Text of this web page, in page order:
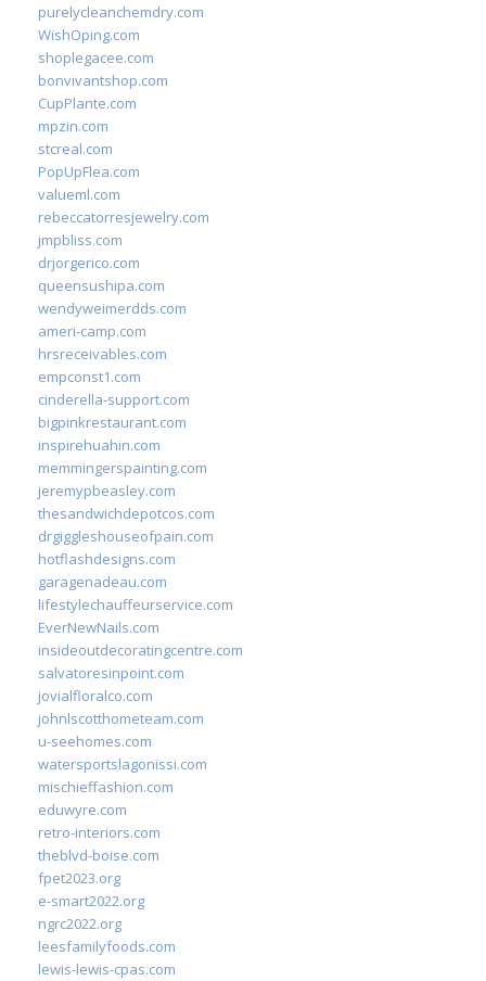
purelycleanchemdry.com
WishOping.com
shoplegacee.com
bonvivantshop.com
CupPlante.com
mpzin.com
stcreal.com
PopUpFlea.com
valueml.com
rebeccatorresjewelry.com
jmpbliss.com
drjorgerico.com
queensushipa.com
wendyweimerdds.com
ameri-camp.com
hrsreceivables.com
empconst1.com
cinderella-support.com
bigpinkrestaurant.com
inspirehuahin.com
memmingerspainting.com
jeremypbeasley.com
thesandwichdepotcos.com
drgiggleshouseofpain.com
hotflashdesigns.com
garagenadeau.com
lifestylechauffeurservice.com
EverNewNails.com
insideoutdecoratingcentre.com
salvatoresinpoint.com
jovialfloralco.com
johnlscotthometeam.com
u-seehomes.com
watersportslagonissi.com
mischieffashion.com
eduwyre.com
retro-interiors.com
theblvd-boise.com
fpet2023.org
e-smart2022.org
ngrc2022.org
leesfamilyfoods.com
lewis-lewis-cpas.com